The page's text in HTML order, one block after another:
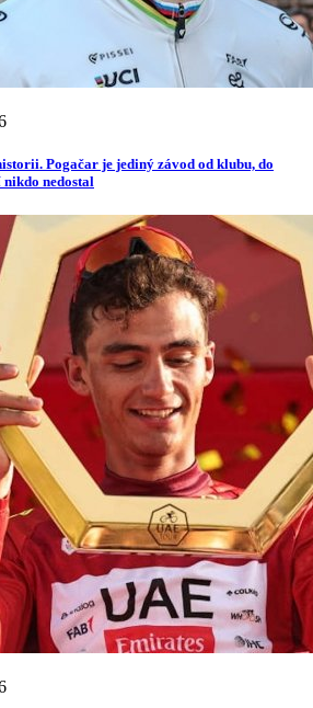
Pogačar je jediný závod od klubu, do
nikdo nedostal